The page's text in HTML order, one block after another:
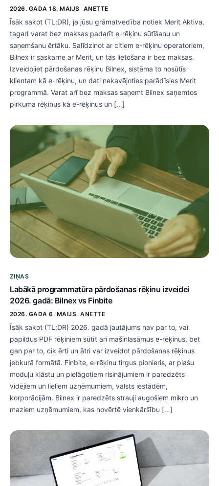
2026. GADA 18. MAIJS ANETTE
Īsāk sakot (TL;DR), ja jūsu grāmatvedība notiek Merit Aktiva,
tagad varat bez maksas padarīt e-rēķinu sūtīšanu un
saņemšanu ērtāku. Salīdzinot ar citiem e-rēķinu operatoriem,
Bilnex ir saskarne ar Merit, un tās lietošana ir bez maksas.
Izveidojiet pārdošanas rēķinu Bilnex, sistēma to nosūtīs
klientam kā e-rēķinu, un dati nekavējoties parādīsies Merit
programmā. Varat arī bez maksas saņemt Bilnex saņemtos
pirkuma rēķinus kā e-rēķinus un […]
ZIŅAS
Labākā programmatūra pārdošanas rēķinu izveidei
2026. gadā: Bilnex vs Finbite
2026. GADA 6. MAIJS ANETTE
Īsāk sakot (TL;DR) 2026. gadā jautājums nav par to, vai
papildus PDF rēķiniem sūtīt arī mašīnlasāmus e-rēķinus, bet
gan par to, cik ērti un ātri var izveidot pārdošanas rēķinus
jebkurā formātā. Finbite, e-rēķinu tirgus pionieris, ar plašu
moduļu klāstu un pielāgotiem risinājumiem ir paredzēts
vidējiem un lieliem uzņēmumiem, valsts iestādēm,
korporācijām. Bilnex ir paredzēts strauji augošiem mikro un
maziem uzņēmumiem, kas novērtē vienkāršību […]